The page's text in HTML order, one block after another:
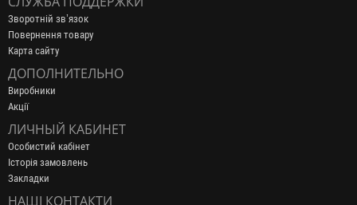
Зворотній зв’язок
Повернення товару
Карта сайту
ДОПОЛНИТЕЛЬНО
Виробники
Акції
ЛИЧНЫЙ КАБИНЕТ
Особистий кабінет
Історія замовлень
Закладки
НАШІ КОНТАКТИ